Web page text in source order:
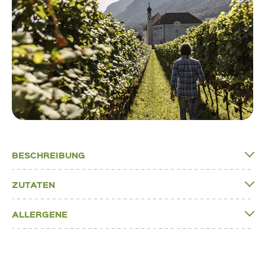
BESCHREIBUNG
ZUTATEN
ALLERGENE